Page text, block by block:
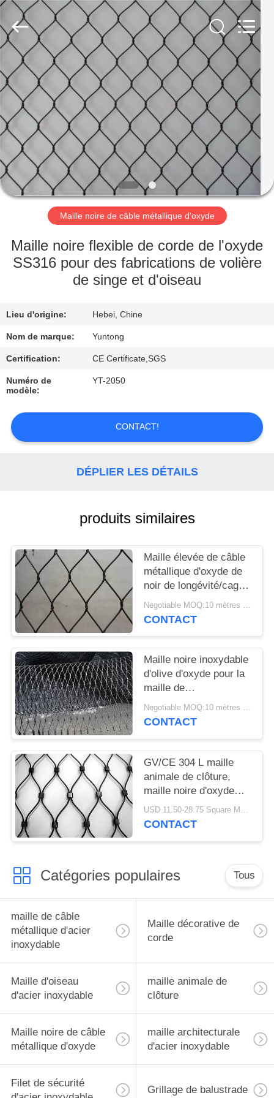
MAISON
PRODUITS
AU
SUJET
DE
NOUS
VISITE
D'USINE
DE
QUALITÉ
CONTACTEZ-
NOUS
DEMANDEZ
CITATION
NOUVELLES
câble
métallique
d'acier
inoxydable
Fournisseur.
Copyright
©
2020
decorativeropemesh.com.
All
Rights
Reserved.
Maille noire de câble métallique d'oxyde
Maille noire flexible de corde de l'oxyde
SS316 pour des fabrications de volière
de singe et d'oiseau
Lieu d'origine: Hebei, Chine
Nom de marque: Yuntong
Certification: CE Certificate,SGS
Numéro de
modèle:
YT-2050
CONTACT!
DÉPLIER LES DÉTAILS
produits similaires
Maille élevée de câble
métallique d'oxyde de
noir de longévité/cage
à oiseaux animale
clôturant le CE
Negotiable MOQ:10 mètres carrés
CONTACT
Maille noire inoxydable
d'olive d'oxyde pour la
maille de
zoo/installation de
balustrade/fabrication
Negotiable MOQ:10 mètres carrés
CONTACT
GV/CE 304 L maille
animale de clôture,
maille noire d'oxyde
avec l'olive
USD 11.50-28.75 Square Meters MOQ:10 mètres carrés
CONTACT
Catégories populaires Tous
maille de câble
métallique d'acier
inoxydable
Maille décorative de
corde
Maille d'oiseau
d'acier inoxydable
maille animale de
clôture
Maille noire de câble
métallique d'oxyde
maille architecturale
d'acier inoxydable
Filet de sécurité
Grillage de balustrade